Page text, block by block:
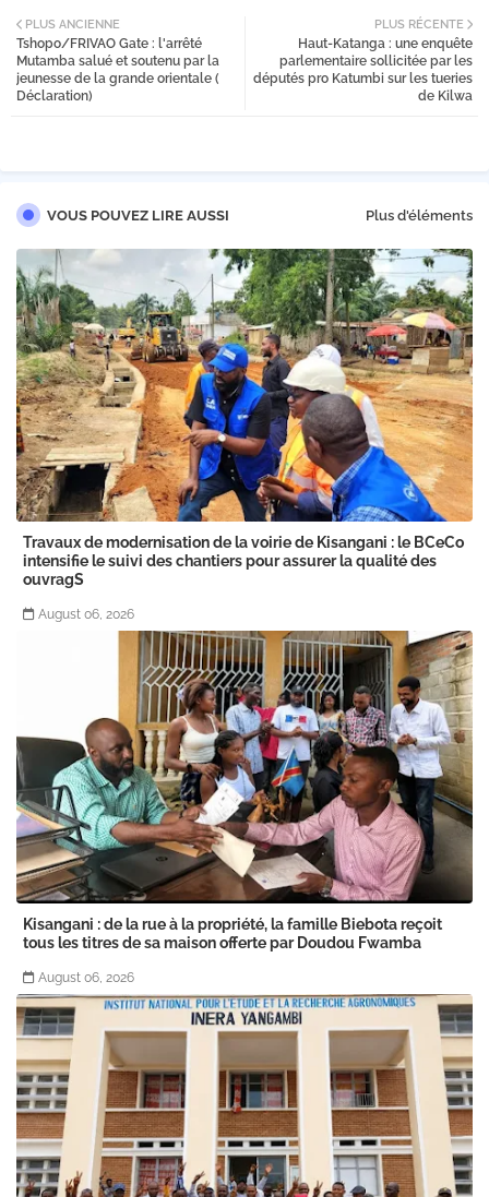
PLUS RÉCENTE
Haut-Katanga : une enquête
parlementaire sollicitée par les
députés pro Katumbi sur les tueries
de Kilwa
PLUS ANCIENNE
Tshopo/FRIVAO Gate : l'arrêté
Mutamba salué et soutenu par la
jeunesse de la grande orientale (
Déclaration)
VOUS POUVEZ LIRE AUSSI Plus d'éléments
Travaux de modernisation de la voirie de Kisangani : le BCeCo
intensifie le suivi des chantiers pour assurer la qualité des
ouvragS
August 06, 2026
Kisangani : de la rue à la propriété, la famille Biebota reçoit
tous les titres de sa maison offerte par Doudou Fwamba
August 06, 2026